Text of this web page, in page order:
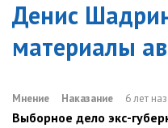
Денис
материалы
Мнение Наказание 6 лет
Выборное дело экс-